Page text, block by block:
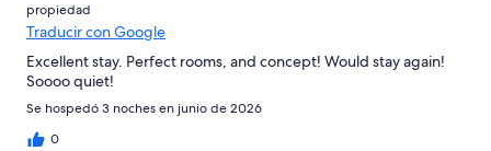
propiedad
Traducir con Google
Excellent stay. Perfect rooms, and concept! Would stay again!
Soooo quiet!
Se hospedó 3 noches en junio de 2026
0